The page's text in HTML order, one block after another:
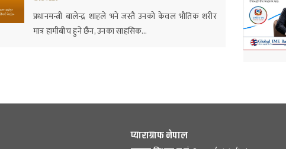
प्रधानमन्त्री बालेन्द्र शाहले भने जस्तै उनको केवल भौतिक शरीर
मात्र हामीबीच हुने छैन, उनका साहसिक…
प्याराग्राफ नेपाल